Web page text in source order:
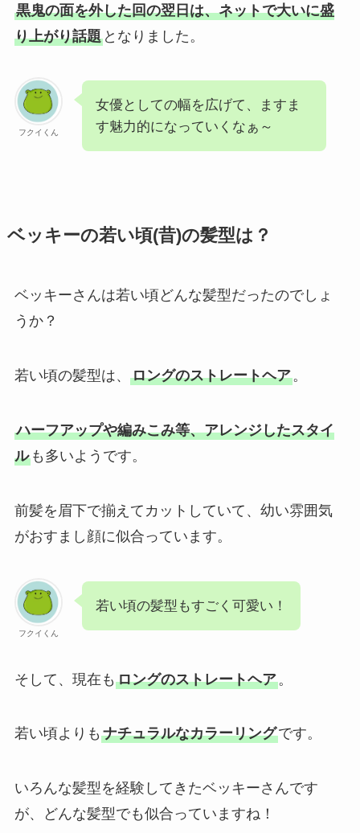
黒鬼の面を外した回の翌日は、ネットで大いに盛
り上がり話題となりました。
フクイくん
女優としての幅を広げて、ますま
す魅力的になっていくなぁ～
ベッキーの若い頃(昔)の髪型は？
ベッキーさんは若い頃どんな髪型だったのでしょ
うか？
若い頃の髪型は、 ロングのストレートヘア。
ハーフアップや編みこみ等、アレンジしたスタイ
ルも多いようです。
前髪を眉下で揃えてカットしていて、幼い雰囲気
がおすまし顔に似合っています。
フクイくん
若い頃の髪型もすごく可愛い！
そして、現在も ロングのストレートヘア。
若い頃よりも ナチュラルなカラーリングです。
いろんな髪型を経験してきたベッキーさんです
が、どんな髪型でも似合っていますね！